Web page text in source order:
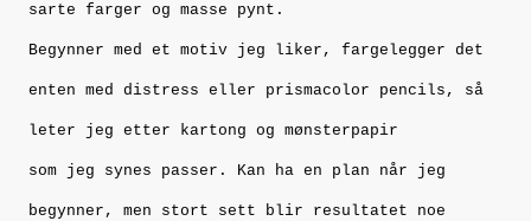
sarte farger og masse pynt.
Begynner med et motiv jeg liker, fargelegger det
enten med distress eller prismacolor pencils, så
leter jeg etter kartong og mønsterpapir
som jeg synes passer. Kan ha en plan når jeg
begynner, men stort sett blir resultatet noe